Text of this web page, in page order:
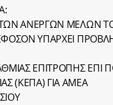
ΑΝΕΡΓΩΝ ΜΕΛΩΝ
ΥΠΑΡΧΕΙ
ΕΠΙΤΡΟΠΗΣ ΕΠΙ
(ΚΕΠΑ) ΓΙΑ ΑΜΕΑ